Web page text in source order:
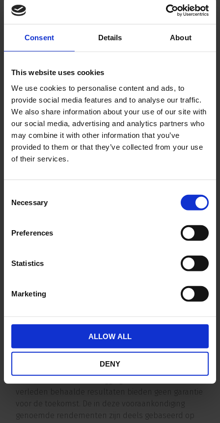
Consent Details About
This website uses cookies
We use cookies to personalise content and ads, to
provide social media features and to analyse our traffic.
We also share information about your use of our site with
our social media, advertising and analytics partners who
may combine it with other information that you’ve
provided to them or that they’ve collected from your use
of their services.
Selection
Necessary
Preferences
Statistics
Marketing
ALLOW ALL
DENY
panden of locaties. Diversificatie helpt ons om
eventuele negatieve effecten van inflatie op
specifieke panden op te vangen, waardoor ons
een emissie van winstdelende cumulatief
preferente aandelen die een cashdividend van 6%
op jaarbasis uitkeren. Dit dividend wordt berekend
op basis van onze stabiele huurinkomsten en biedt
u als belegger een aantrekkelijk cashrendement.
Bovendien ontvangt u in het geval wij meer van 6%
rendement maken, een winstuitkering in de vorm
van stockdividend. Hierdoor neemt de omvang van
Profiteer ook van rendement
Wilt u ook aandeelhouder in ER Capital worden? Dat
kan door deel te nemen aan onze emissie. Daarmee
kunt ook u profiteren van het mooie rendement wat
maar ook op de bestaande portefeuille van
6% cashdividend op jaarbasis*
Plus overwinst, verwacht totaalrendement ruim
verleden behaalde resultaten bieden geen garantie
voor de toekomst. De in deze vooraankondiging
genoemde rendementen zijn deels gebaseerd op